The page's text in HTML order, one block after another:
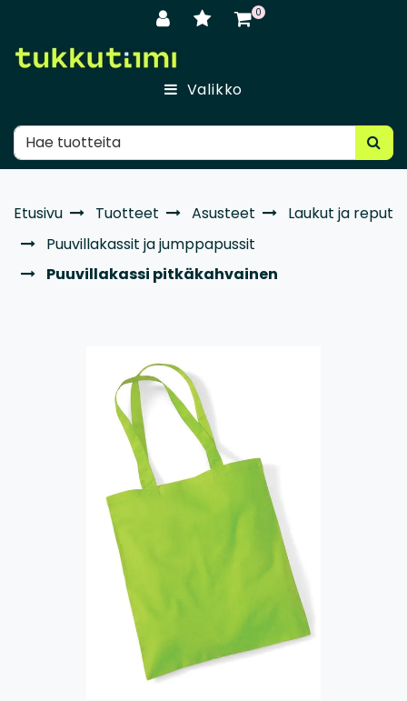
0
Valikko
Etusivu Tuotteet Asusteet
Laukut ja reput
Puuvillakassit ja jumppapussit
Puuvillakassi pitkäkahvainen